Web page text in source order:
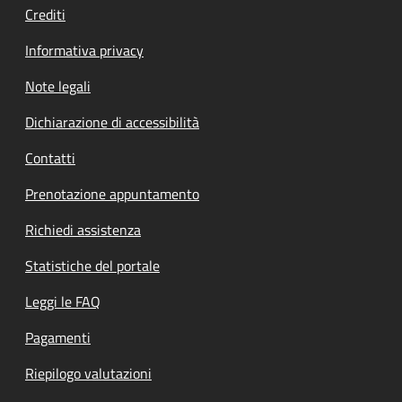
Crediti
Informativa privacy
Note legali
Dichiarazione di accessibilità
Contatti
Prenotazione appuntamento
Richiedi assistenza
Statistiche del portale
Leggi le FAQ
Pagamenti
Riepilogo valutazioni